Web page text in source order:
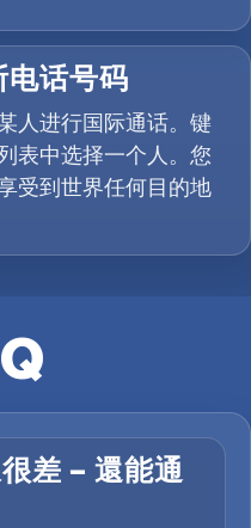
话号码
人进行国际通话。键
表中选择一个人。您
受到世界任何目的地
差 — 還能通